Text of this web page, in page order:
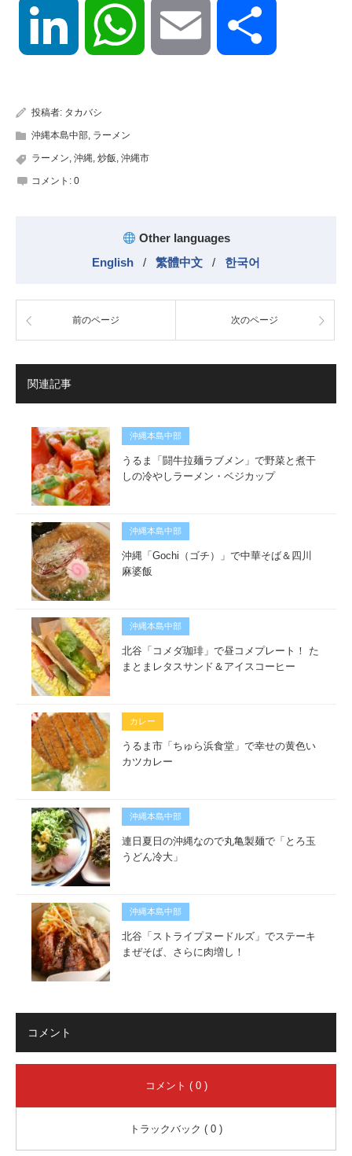
LinkedIn WhatsApp Email
投稿者: タカバシ
沖縄本島中部, ラーメン
ラーメン, 沖縄, 炒飯, 沖縄市
コメント: 0
Other languages
English
/ 繁體中文 / 한국어
前のページ 次のページ
関連記事
沖縄本島中部
うるま「闘牛拉麺ラブメン」で野菜と煮干
しの冷やしラーメン・ベジカップ
沖縄本島中部
沖縄「Gochi（ゴチ）」で中華そば＆四川
麻婆飯
沖縄本島中部
北谷「コメダ珈琲」で昼コメプレート！ た
まとまレタスサンド＆アイスコーヒー
カレー
うるま市「ちゅら浜食堂」で幸せの黄色い
カツカレー
沖縄本島中部
連日夏日の沖縄なので丸亀製麺で「とろ玉
うどん冷大」
沖縄本島中部
北谷「ストライプヌードルズ」でステーキ
まぜそば、さらに肉増し！
コメント
コメント ( 0 )
トラックバック ( 0 )